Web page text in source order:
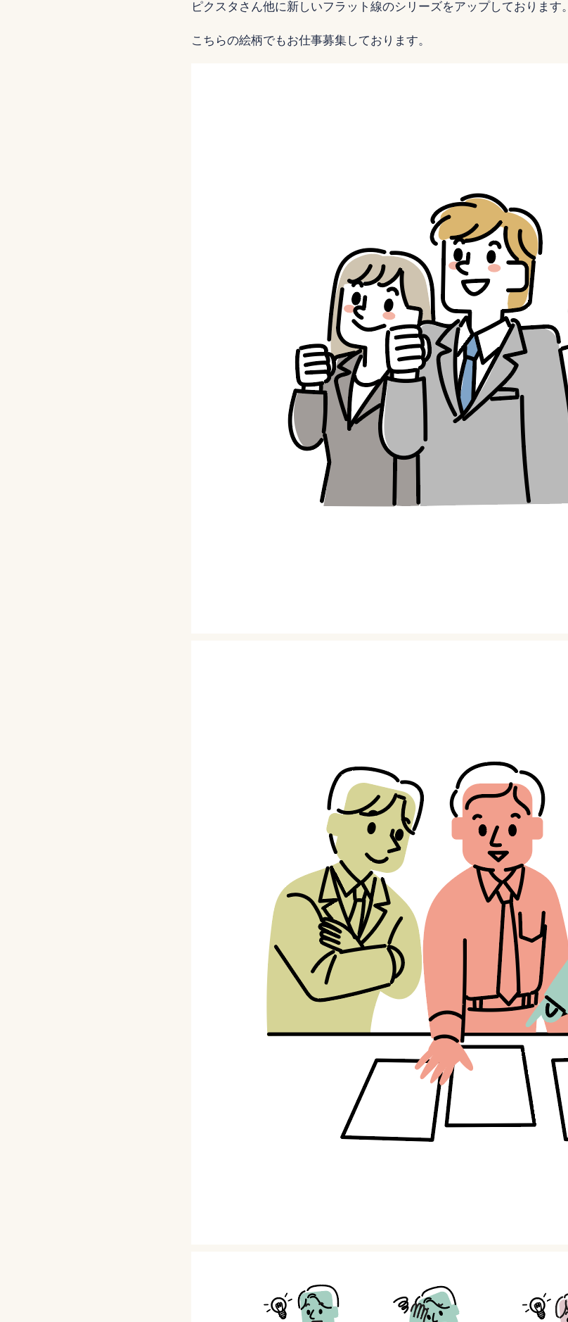
ピクスタさん他に新しいフラット線のシリーズをアップしております。
こちらの絵柄でもお仕事募集しております。